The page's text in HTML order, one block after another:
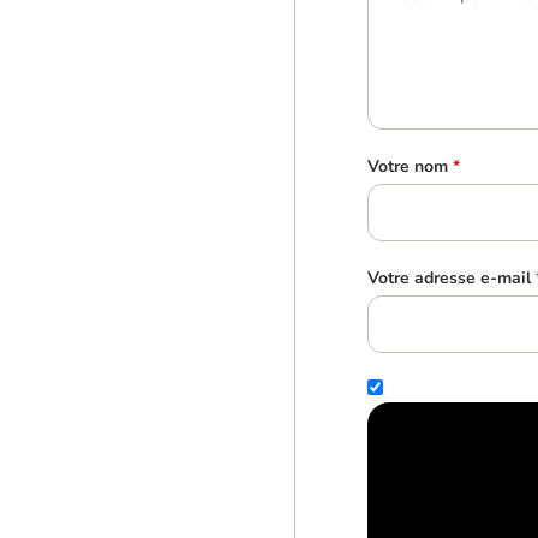
Votre nom *
Votre adresse e-mail